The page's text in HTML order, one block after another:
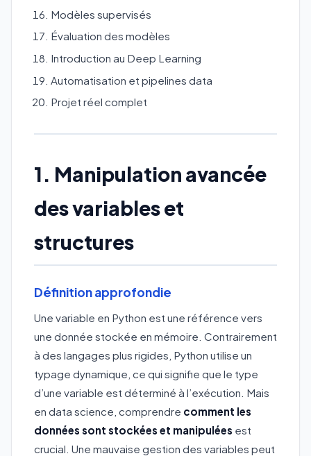
Modèles supervisés
Évaluation des modèles
Introduction au Deep Learning
Automatisation et pipelines data
Projet réel complet
1. Manipulation avancée
des variables et
structures
Définition approfondie
Une variable en Python est une référence vers
une donnée stockée en mémoire. Contrairement
à des langages plus rigides, Python utilise un
typage dynamique, ce qui signifie que le type
d’une variable est déterminé à l’exécution. Mais
en data science, comprendre comment les
données sont stockées et manipulées est
crucial. Une mauvaise gestion des variables peut